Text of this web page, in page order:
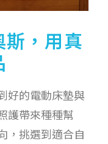
，用真
好的電動床墊與
護帶來種種幫
，挑選到適合自